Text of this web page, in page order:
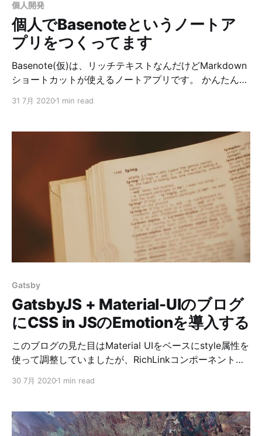
個人開発
個人でBasenoteというノートア
プリをつくってます
Basenote(仮)は、リッチテキストなんだけどMarkdown
ショートカットが使えるノートアプリです。 かんたんに
EvernoteのMarkdownサポート強化バージョンとかを目
Paperを使って個人的なメモを残していたんですが、日
本語入力がバグったり、オフラインで使えなかったりし
たのが辛い感じでした。 その後、Inkdropも使ってみた
んですが、こちらはこちらでMarkdownベースなのでテ
ーブルが作りづらかったり、リンク先のOGPが展開され
なかったり（これDropbox Paperだと出来て好きな機能
なんです）というツラミを感じでモヤモヤしていまし
を感じていたので自分で作ってみようかなという感じで
Basenoteを作ることにしました。 一応最低限の部分は
ます。 いずれ公開したいなーと思いつつ鋭意開発中で
す。今後も続報などをこちらで発信し
31 7月 20201 min read
Gatsby
GatsbyJS + Material-UIのブログ
にCSS in JSのEmotionを導入する
このブログの見た目はMaterial UIをベースにstyle属性を
使って調整していましたが、RichLinkコンポーネントを
と画面の大きいPC用のスタイルを分ける必要が出てきま
今回はEmotionを導入することにしました。 手順 ①必
要なNPMパッケージをインストールする yarn add
30 7月 20201 min read